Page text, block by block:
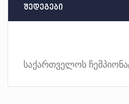
შედეგები
საქართველოს